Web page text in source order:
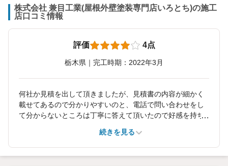
株式会社 兼目工業(屋根外壁塗装専門店いろとち)の施工
店口コミ情報
評価 4点
栃木県｜完工時期：2022年3月
何社か見積を出して頂きましたが、見積書の内容が細かく
載せてあるので分かりやすいのと、電話で問い合わせをし
て分からないところは丁寧に答えて頂いたので好感を持ち
続きを見る